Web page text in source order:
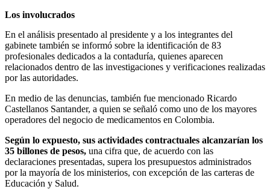
Los involucrados
En el análisis presentado al presidente y a los integrantes del
gabinete también se informó sobre la identificación de 83
profesionales dedicados a la contaduría, quienes aparecen
relacionados dentro de las investigaciones y verificaciones realizadas
por las autoridades.
En medio de las denuncias, también fue mencionado Ricardo
Castellanos Santander, a quien se señaló como uno de los mayores
operadores del negocio de medicamentos en Colombia.
Según lo expuesto, sus actividades contractuales alcanzarían los
35 billones de pesos, una cifra que, de acuerdo con las
declaraciones presentadas, supera los presupuestos administrados
por la mayoría de los ministerios, con excepción de las carteras de
Educación y Salud.